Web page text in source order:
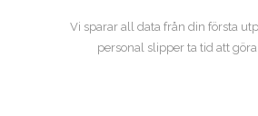
Vi sparar all data från din första
personal slipper ta tid att göra